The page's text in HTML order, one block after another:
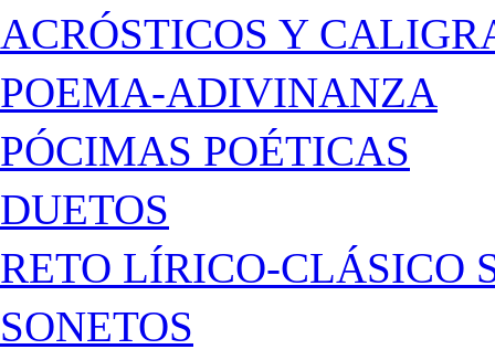
ACRÓSTICOS Y
POEMA-ADIVINANZA
PÓCIMAS POÉTICAS
DUETOS
RETO LÍRICO-CLÁSICO
SONETOS